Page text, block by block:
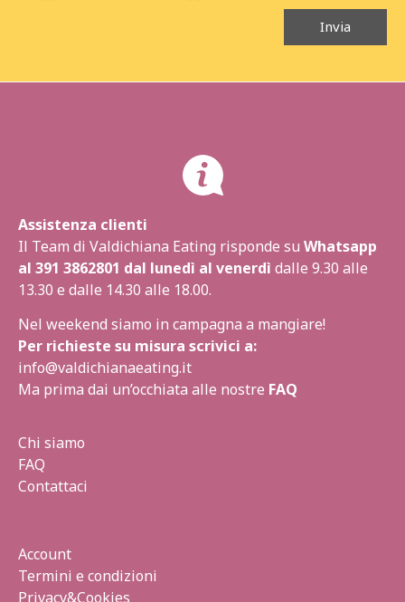
Invia
Assistenza clienti
Il Team di Valdichiana Eating risponde su Whatsapp
al 391 3862801 dal lunedì al venerdì dalle 9.30 alle
13.30 e dalle 14.30 alle 18.00.
Nel weekend siamo in campagna a mangiare!
Per richieste su misura scrivici a:
info@valdichianaeating.it
Ma prima dai un’occhiata alle nostre FAQ
Chi siamo
FAQ
Contattaci
Account
Termini e condizioni
Privacy&Cookies